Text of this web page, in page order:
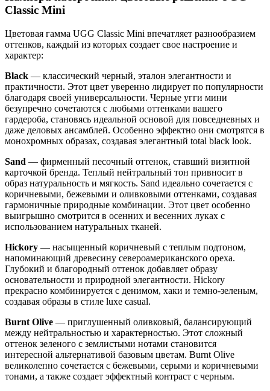
Classic Mini
Цветовая гамма UGG Classic Mini впечатляет разнообразием
оттенков, каждый из которых создает свое настроение и
характер:
Black — классический черный, эталон элегантности и
практичности. Этот цвет уверенно лидирует по популярности
благодаря своей универсальности. Черные угги мини
безупречно сочетаются с любыми оттенками вашего
гардероба, становясь идеальной основой для повседневных и
даже деловых ансамблей. Особенно эффектно они смотрятся в
монохромных образах, создавая элегантный total black look.
Sand — фирменный песочный оттенок, ставший визитной
карточкой бренда. Теплый нейтральный тон привносит в
образ натуральность и мягкость. Sand идеально сочетается с
коричневыми, бежевыми и оливковыми оттенками, создавая
гармоничные природные комбинации. Этот цвет особенно
выигрышно смотрится в осенних и весенних луках с
использованием натуральных тканей.
Hickory — насыщенный коричневый с теплым подтоном,
напоминающий древесину североамериканского ореха.
Глубокий и благородный оттенок добавляет образу
основательности и природной элегантности. Hickory
прекрасно комбинируется с денимом, хаки и темно-зеленым,
создавая образы в стиле luxe casual.
Burnt Olive — приглушенный оливковый, балансирующий
между нейтральностью и характерностью. Этот сложный
оттенок зеленого с землистыми нотами становится
интересной альтернативой базовым цветам. Burnt Olive
великолепно сочетается с бежевыми, серыми и коричневыми
тонами, а также создает эффектный контраст с черным.